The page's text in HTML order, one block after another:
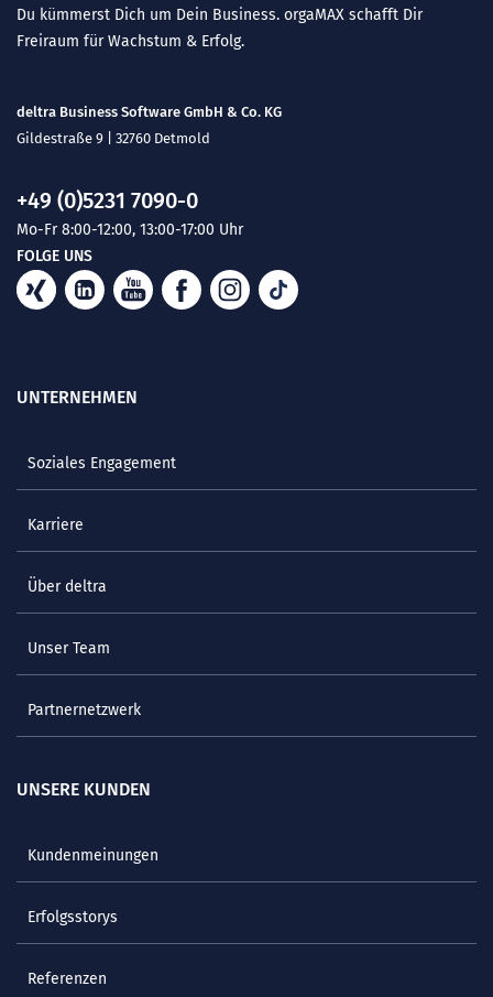
Du kümmerst Dich um Dein Business. orgaMAX schafft Dir
Freiraum für Wachstum & Erfolg.
deltra Business Software GmbH & Co. KG
Gildestraße 9 | 32760 Detmold
+49 (0)5231 7090-0
Mo-Fr 8:00-12:00, 13:00-17:00 Uhr
FOLGE UNS
UNTERNEHMEN
Soziales Engagement
Karriere
Über deltra
Unser Team
Partnernetzwerk
UNSERE KUNDEN
Kundenmeinungen
Erfolgsstorys
Referenzen